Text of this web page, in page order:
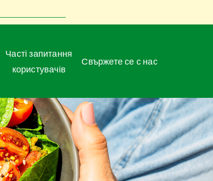
Часті запитання
користувачів
Свържете се с нас